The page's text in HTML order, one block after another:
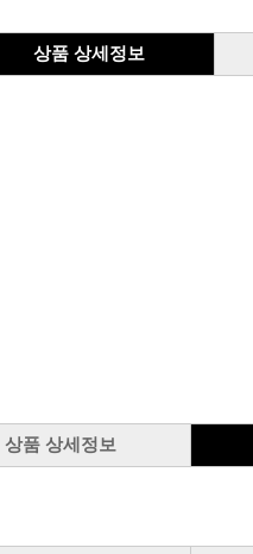
상품 상세정보
상품 상세정보